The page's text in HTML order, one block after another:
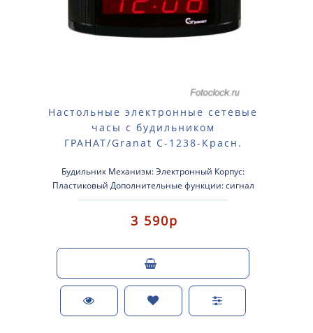
Настольные электронные сетевые
часы с будильником
ГРАНАТ/Granat С-1238-Красн.
Будильник Механизм: Электронный Корпус:
Пластиковый Дополнительные функции: сигнал
beep Размер: 150х76х78 мм. Пи..
3 590р